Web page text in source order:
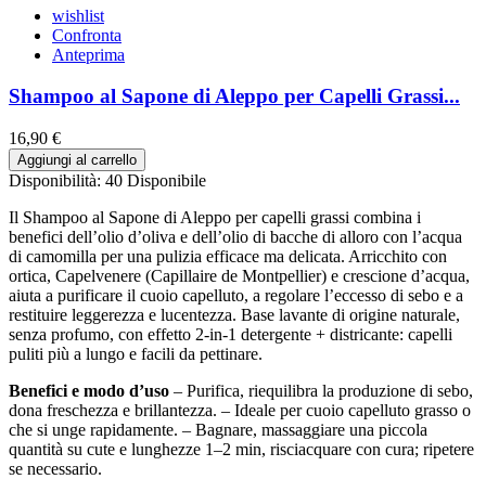
wishlist
Confronta
Anteprima
Shampoo al Sapone di Aleppo per Capelli Grassi...
16,90 €
Aggiungi al carrello
Disponibilità: 40 Disponibile
Il Shampoo al Sapone di Aleppo per capelli grassi combina i
benefici dell’olio d’oliva e dell’olio di bacche di alloro con l’acqua
di camomilla per una pulizia efficace ma delicata. Arricchito con
ortica, Capelvenere (Capillaire de Montpellier) e crescione d’acqua,
aiuta a purificare il cuoio capelluto, a regolare l’eccesso di sebo e a
restituire leggerezza e lucentezza. Base lavante di origine naturale,
senza profumo, con effetto 2-in-1 detergente + districante: capelli
puliti più a lungo e facili da pettinare.
Benefici e modo d’uso – Purifica, riequilibra la produzione di sebo,
dona freschezza e brillantezza. – Ideale per cuoio capelluto grasso o
che si unge rapidamente. – Bagnare, massaggiare una piccola
quantità su cute e lunghezze 1–2 min, risciacquare con cura; ripetere
se necessario.